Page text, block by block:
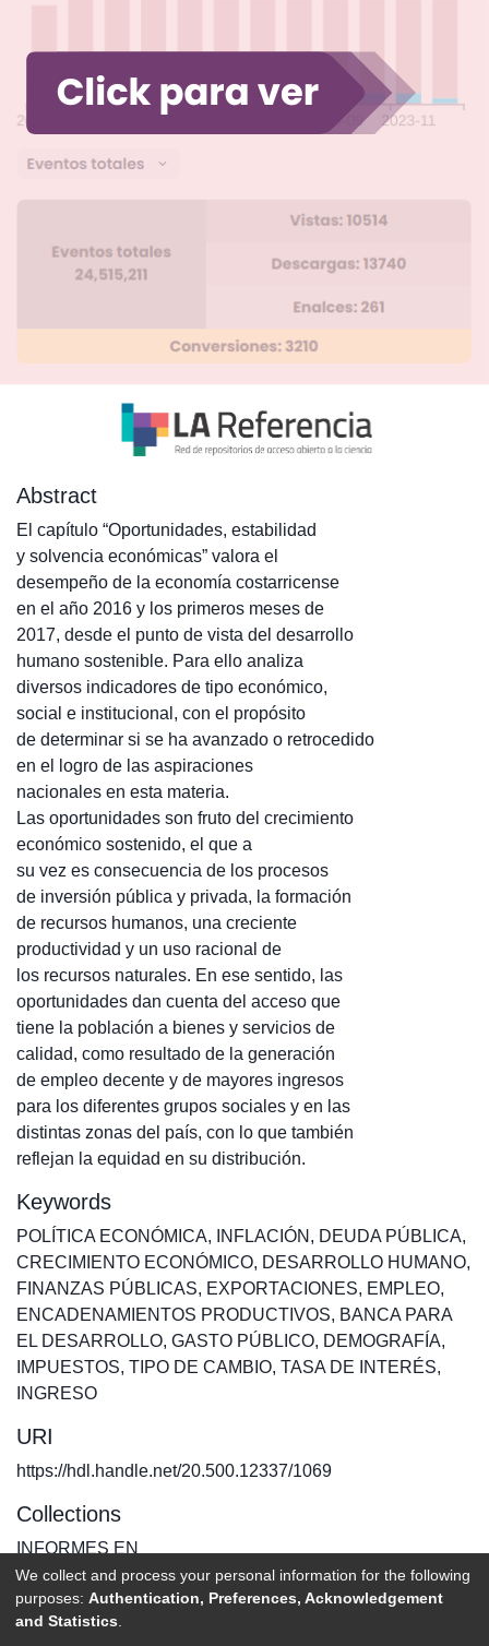
Abstract
El capítulo “Oportunidades, estabilidad
y solvencia económicas” valora el
desempeño de la economía costarricense
en el año 2016 y los primeros meses de
2017, desde el punto de vista del desarrollo
humano sostenible. Para ello analiza
diversos indicadores de tipo económico,
social e institucional, con el propósito
de determinar si se ha avanzado o retrocedido
en el logro de las aspiraciones
nacionales en esta materia.
Las oportunidades son fruto del crecimiento
económico sostenido, el que a
su vez es consecuencia de los procesos
de inversión pública y privada, la formación
de recursos humanos, una creciente
productividad y un uso racional de
los recursos naturales. En ese sentido, las
oportunidades dan cuenta del acceso que
tiene la población a bienes y servicios de
calidad, como resultado de la generación
de empleo decente y de mayores ingresos
para los diferentes grupos sociales y en las
distintas zonas del país, con lo que también
reflejan la equidad en su distribución.
Keywords
POLÍTICA ECONÓMICA, INFLACIÓN , DEUDA PÚBLICA,
CRECIMIENTO ECONÓMICO, DESARROLLO HUMANO,
FINANZAS PÚBLICAS, EXPORTACIONES, EMPLEO,
ENCADENAMIENTOS PRODUCTIVOS, BANCA PARA
EL DESARROLLO, GASTO PÚBLICO, DEMOGRAFÍA,
IMPUESTOS, TIPO DE CAMBIO, TASA DE INTERÉS,
INGRESO
URI
https://hdl.handle.net/20.500.12337/1069
Collections
INFORMES EN
Full item page
We collect and process your personal information for the following
purposes: Authentication, Preferences, Acknowledgement
and Statistics